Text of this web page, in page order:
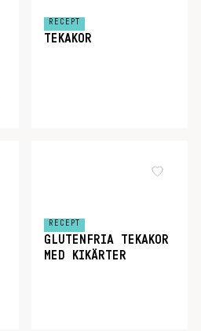
RECEPT
TEKAKOR
RECEPT
GLUTENFRIA TEKAKOR
MED KIKÄRTER